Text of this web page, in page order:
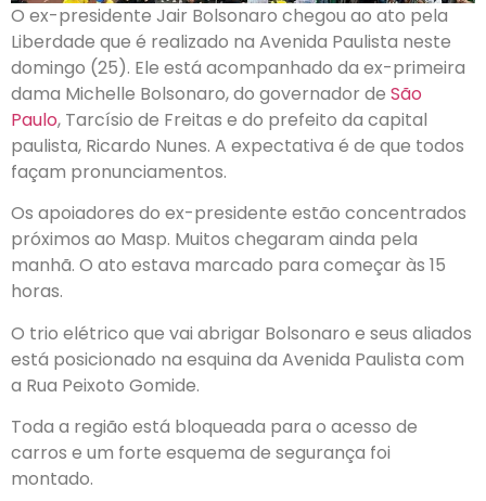
O ex-presidente Jair Bolsonaro chegou ao ato pela
Liberdade que é realizado na Avenida Paulista neste
domingo (25). Ele está acompanhado da ex-primeira
dama Michelle Bolsonaro, do governador de São
Paulo, Tarcísio de Freitas e do prefeito da capital
paulista, Ricardo Nunes. A expectativa é de que todos
façam pronunciamentos.
Os apoiadores do ex-presidente estão concentrados
próximos ao Masp. Muitos chegaram ainda pela
manhã. O ato estava marcado para começar às 15
horas.
O trio elétrico que vai abrigar Bolsonaro e seus aliados
está posicionado na esquina da Avenida Paulista com
a Rua Peixoto Gomide.
Toda a região está bloqueada para o acesso de
carros e um forte esquema de segurança foi
montado.